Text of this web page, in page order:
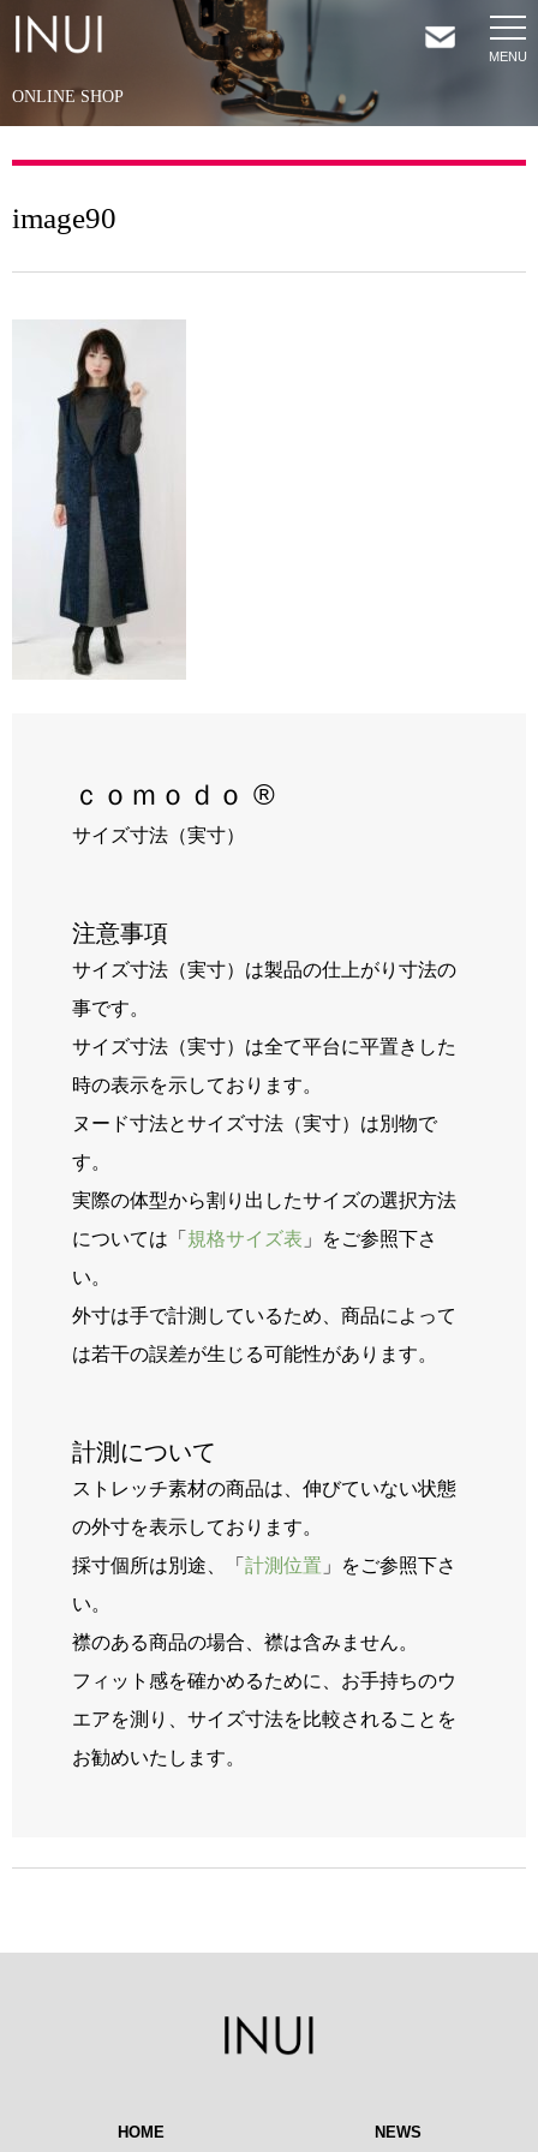
HOME
ONLINE SHOP
image90
ｃｏｍｏｄｏ ®
サイズ寸法（実寸）
注意事項
サイズ寸法（実寸）は製品の仕上がり寸法の
事です。
サイズ寸法（実寸）は全て平台に平置きした
時の表示を示しております。
ヌード寸法とサイズ寸法（実寸）は別物で
す。
実際の体型から割り出したサイズの選択方法
については「 規格サイズ表 」をご参照下さ
い。
外寸は手で計測しているため、商品によって
は若干の誤差が生じる可能性があります。
計測について
ストレッチ素材の商品は、伸びていない状態
の外寸を表示しております。
採寸個所は別途、「 計測位置 」をご参照下さ
い。
襟のある商品の場合、襟は含みません。
フィット感を確かめるために、お手持ちのウ
エアを測り、サイズ寸法を比較されることを
お勧めいたします。
HOME NEWS